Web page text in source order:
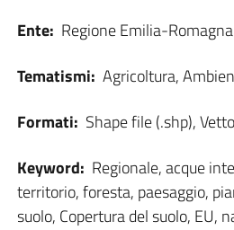
Ente: Regione Emilia-Romagna
Tematismi: Agricoltura,
Formati: Shape file (.shp),
Keyword: Regionale, acque
territorio, foresta, paesaggio,
suolo, Copertura del suolo, EU,